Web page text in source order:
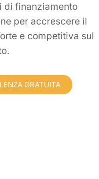
di finanziamento
per accrescere il
e competitiva sul
GRATUITA